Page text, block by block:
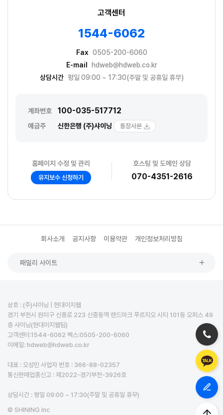
고객센터
1544-6062
Fax 0505-200-6060
E-mail
hdweb@hdweb.co.kr
상담시간 평일 09:00 ~ 17:30(주말 및 공휴일 휴무)
계좌번호 100-035-517712
예금주 신한은행 (주)샤이닝 통장사본
홈페이지 수정 및 관리
유지보수 신청하기
호스팅 및 도메인 상담
070-4351-2616
회사소개 공지사항 이용약관 개인정보처리방침
패밀리 사이트
상호 : (주)샤이닝 | 현대이지웹
경기 부천시 원미구 신흥로 223 신중동역 랜드마크 푸르지오 시티 101동 오피스 49
층 샤이닝(현대이지웹팀)
고객센터:1544-6062 팩스:0505-200-6060
이메일: hdweb@hdweb.co.kr
대표 : 오성민 사업자 번호 : 366-88-02357
통신판매업종신고 : 제2022-경기부천-3926호
상담시간 : 평일 09:00 ~ 17:30(주말 및 공휴일 휴무)
© SHINING Inc